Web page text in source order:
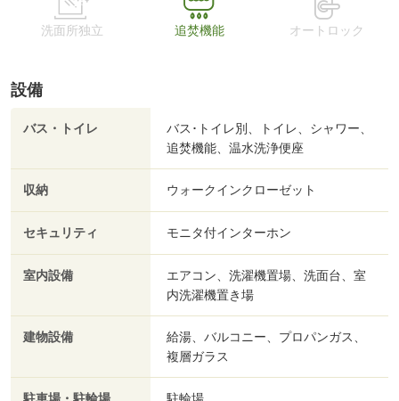
洗面所独立 追焚機能 オートロック
設備
バス・トイレ
バス･トイレ別、トイレ、シャワー、
追焚機能、温水洗浄便座
収納 ウォークインクローゼット
セキュリティ モニタ付インターホン
室内設備
エアコン、洗濯機置場、洗面台、室
内洗濯機置き場
建物設備
給湯、バルコニー、プロパンガス、
複層ガラス